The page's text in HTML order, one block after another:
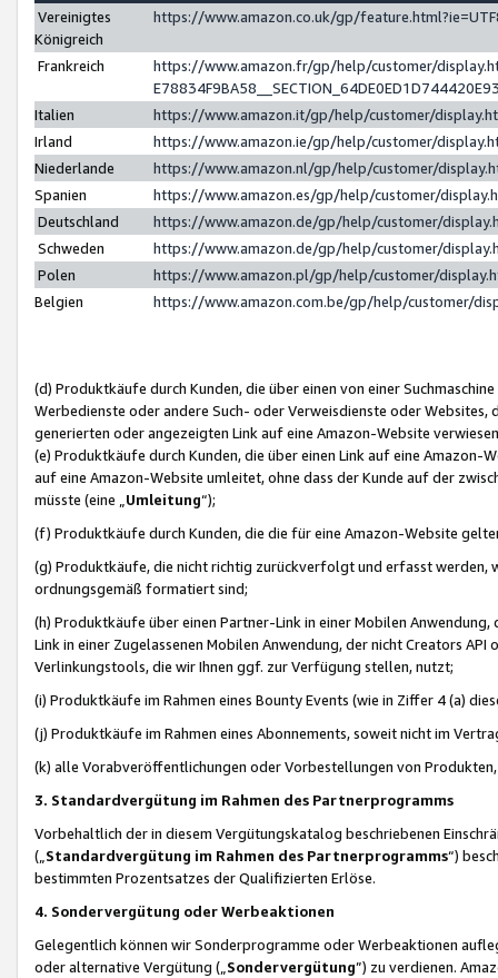
Vereinigtes
Königreich
https://www.amazon.co.uk/gp/
Frankreich
https://www.amazon.fr/gp/help/customer/
Italien
https://www.amazon.it/gp/help/customer/
Irland
https://www.amazon.ie/gp/help/customer/
Niederlande
https://www.amazon.nl/gp/help/customer/
Spanien
https://www.amazon.es/gp/help/customer/
Deutschland
https://www.amazon.de/gp/help/customer/
Schweden
https://www.amazon.de/gp/help/customer/
Polen
https://www.amazon.pl/gp/help/customer/
Belgien
https://www.amazon.com.be/gp/help/customer/
(d) Produktkäufe durch Kunden, die über einen von einer
Werbedienste oder andere Such- oder Verweisdienste oder Websites,
generierten oder angezeigten Link auf eine Amazon-Website
(e) Produktkäufe durch Kunden, die über einen Link auf eine
auf eine Amazon-Website umleitet, ohne dass der Kunde auf der
müsste (eine „ Umleitung“);
(f) Produktkäufe durch Kunden, die die für eine Amazon-Website
(g) Produktkäufe, die nicht richtig zurückverfolgt und erfasst werden,
ordnungsgemäß formatiert sind;
(h) Produktkäufe über einen Partner-Link in einer Mobilen
Link in einer Zugelassenen Mobilen Anwendung, der nicht Creators
Verlinkungstools, die wir Ihnen ggf. zur Verfügung stellen, nutzt;
(i) Produktkäufe im Rahmen eines Bounty Events (wie in Ziffer 4 (a)
(j) Produktkäufe im Rahmen eines Abonnements, soweit nicht im
(k) alle Vorabveröffentlichungen oder Vorbestellungen von
3. Standardvergütung im Rahmen des Partnerprogramms
Vorbehaltlich der in diesem Vergütungskatalog beschriebenen
(„ Standardvergütung im Rahmen des Partnerprogramms“)
bestimmten Prozentsatzes der Qualifizierten Erlöse.
4. Sondervergütung oder Werbeaktionen
Gelegentlich können wir Sonderprogramme oder Werbeaktionen
oder alternative Vergütung („ Sondervergütung”) zu verdienen.